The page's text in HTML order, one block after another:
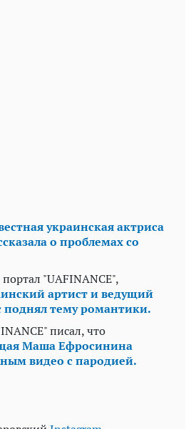
украинская актриса
о проблемах со
"UAFINANCE",
артист и ведущий
тему романтики.
писал, что
Маша Ефросинина
видео с пародией.